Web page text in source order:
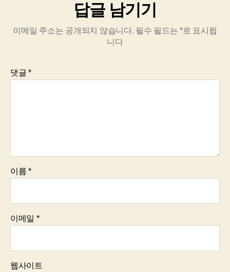
답글 남기기
이메일 주소는 공개되지 않습니다. 필수 필드는*로 표시됩
니다
댓글*
이름*
이메일 *
웹사이트